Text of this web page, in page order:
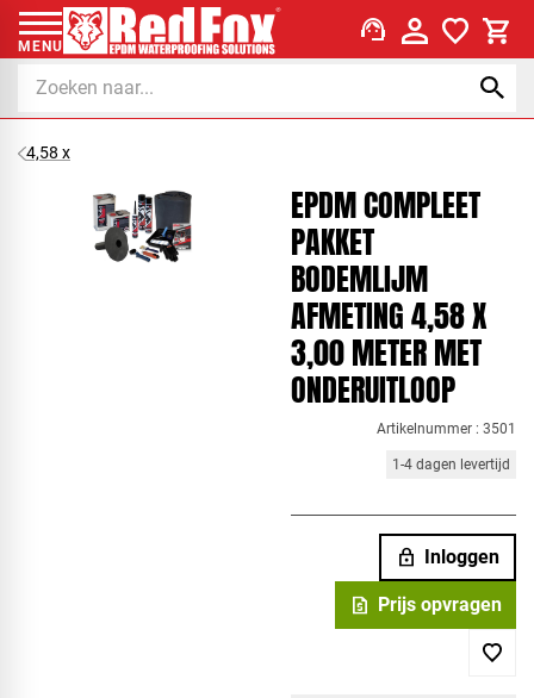
MENU support_agent
4,58 x
EPDM COMPLEET
PAKKET
BODEMLIJM
AFMETING 4,58 X
3,00 METER MET
ONDERUITLOOP
Artikelnummer : 3501
1-4 dagen levertijd
lock Inloggen
request_quote Prijs opvragen